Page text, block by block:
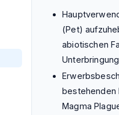
(Pet)
abiotischen
bestehenden
Magma